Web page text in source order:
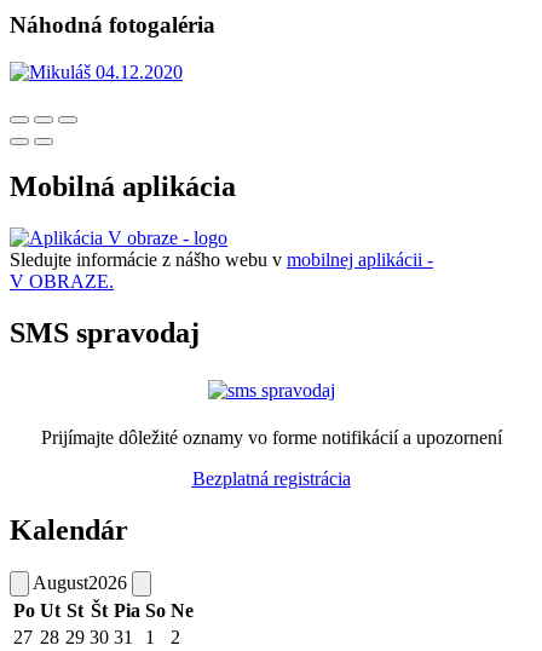
Náhodná fotogaléria
Mobilná aplikácia
Sledujte informácie z nášho webu v mobilnej aplikácii -
V OBRAZE.
SMS spravodaj
Prijímajte dôležité oznamy vo forme notifikácií a upozornení
Bezplatná registrácia
Kalendár
August2026
Po Ut St Št Pia So Ne
27 28 29 30 31 1
2